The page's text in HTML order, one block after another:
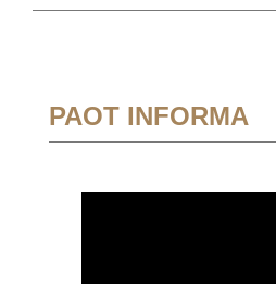
PAOT INFORMA